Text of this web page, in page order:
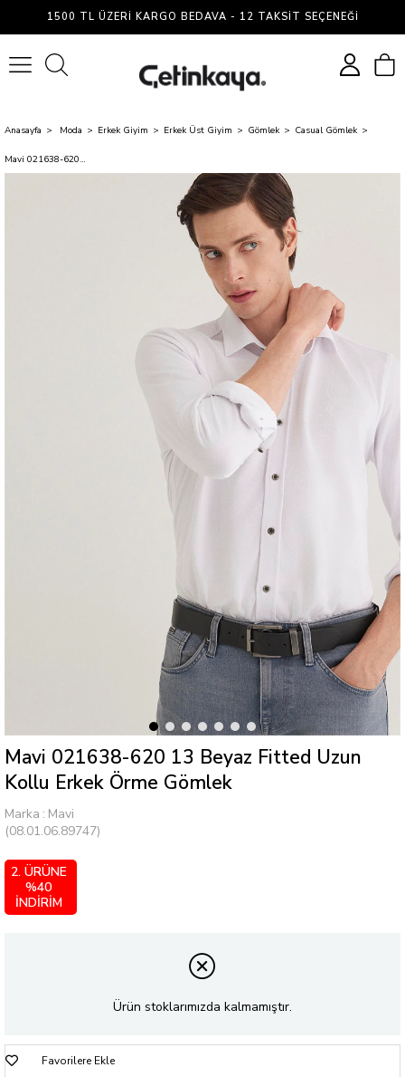
1500 TL ÜZERI KARGO BEDAVA - 12 TAKSIT SEÇENEĞI
Anasayfa Moda Erkek Giyim Erkek Üst Giyim Gömlek Casual Gömlek
Mavi 021638-620 13 Beyaz Fitted Uzun Kollu Erkek Örme Gömlek
Mavi 021638-620 13 Beyaz Fitted Uzun
Kollu Erkek Örme Gömlek
Marka : Mavi
(08.01.06.89747)
2. ÜRÜNE
%40
İNDİRİM
Ürün stoklarımızda kalmamıştır.
Favorilere Ekle